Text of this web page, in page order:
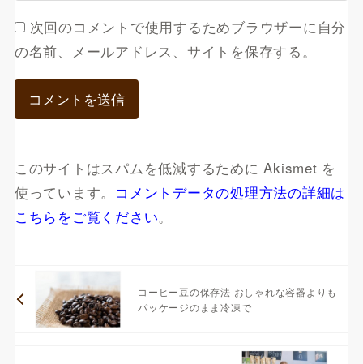
次回のコメントで使用するためブラウザーに自分
の名前、メールアドレス、サイトを保存する。
このサイトはスパムを低減するために Akismet を
使っています。 コメントデータの処理方法の詳細は
こちらをご覧ください。
コーヒー豆の保存法 おしゃれな容器よりも
パッケージのまま冷凍で